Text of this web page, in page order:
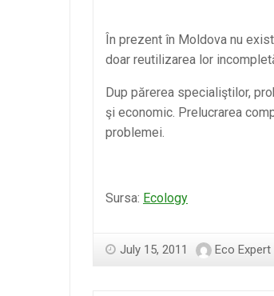
În prezent în Moldova nu
doar reutilizarea lor
Dup părerea specialiştilor,
şi economic. Prelucrarea
problemei.
Sursa: Ecology
July 15, 2011 Eco Expert